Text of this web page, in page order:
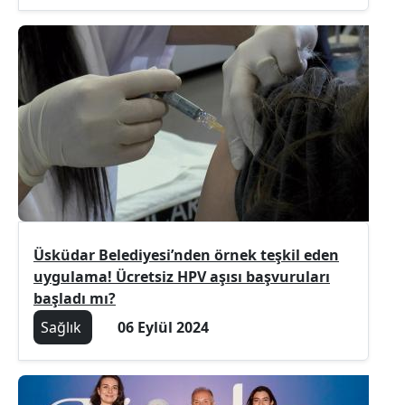
Üsküdar Belediyesi’nden örnek teşkil eden
uygulama! Ücretsiz HPV aşısı başvuruları
başladı mı?
Sağlık
06 Eylül 2024